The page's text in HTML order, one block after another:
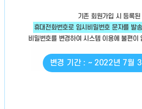
기존 회원가입 시 등록된
휴대전화번호로 임시비밀번호 문자를 발송
비밀번호를 변경하여 시스템 이용에 불편이
변경 기간 : ~ 2022년 7월
아이디 저장
로그인